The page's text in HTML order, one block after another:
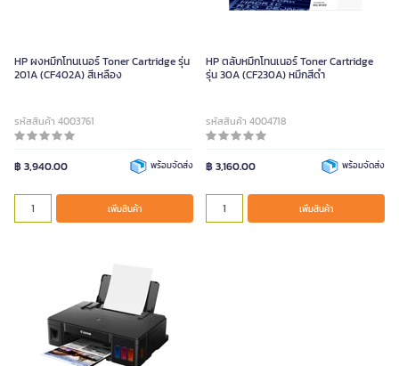
HP ผงหมึกโทนเนอร์ Toner Cartridge รุ่น
201A (CF402A) สีเหลือง
รหัสสินค้า 4003761
฿ 3,940.00 พร้อมจัดส่ง
เพิ่มสินค้า
HP ตลับหมึกโทนเนอร์ Toner Cartridge
รุ่น 30A (CF230A) หมึกสีดำ
รหัสสินค้า 4004718
฿ 3,160.00 พร้อมจัดส่ง
เพิ่มสินค้า